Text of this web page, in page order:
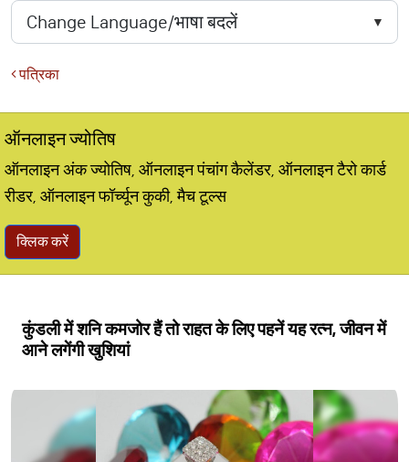
पत्रिका
ऑनलाइन ज्योतिष
ऑनलाइन अंक ज्योतिष, ऑनलाइन पंचांग कैलेंडर, ऑनलाइन टैरो कार्ड
रीडर, ऑनलाइन फॉर्च्यून कुकी, मैच टूल्स
क्लिक करें
कुंडली में शनि कमजोर हैं तो राहत के लिए पहनें यह रत्न, जीवन में
आने लगेंगी खुशियां